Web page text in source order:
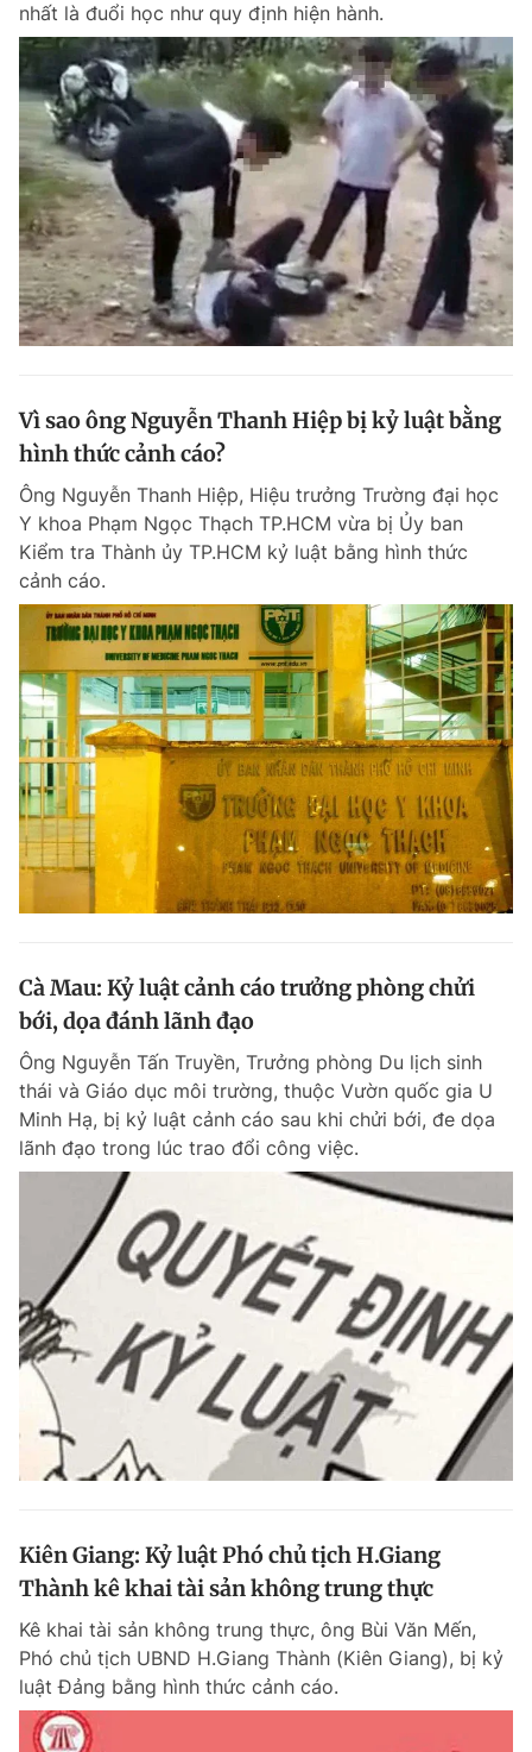
nhất là đuổi học như quy định hiện hành.
Vì sao ông Nguyễn Thanh Hiệp bị kỷ luật bằng
hình thức cảnh cáo?
Ông Nguyễn Thanh Hiệp, Hiệu trưởng Trường đại học
Y khoa Phạm Ngọc Thạch TP.HCM vừa bị Ủy ban
Kiểm tra Thành ủy TP.HCM kỷ luật bằng hình thức
cảnh cáo.
Cà Mau: Kỷ luật cảnh cáo trưởng phòng chửi
bới, dọa đánh lãnh đạo
Ông Nguyễn Tấn Truyền, Trưởng phòng Du lịch sinh
thái và Giáo dục môi trường, thuộc Vườn quốc gia U
Minh Hạ, bị kỷ luật cảnh cáo sau khi chửi bới, đe dọa
lãnh đạo trong lúc trao đổi công việc.
Kiên Giang: Kỷ luật Phó chủ tịch H.Giang
Thành kê khai tài sản không trung thực
Kê khai tài sản không trung thực, ông Bùi Văn Mến,
Phó chủ tịch UBND H.Giang Thành (Kiên Giang), bị kỷ
luật Đảng bằng hình thức cảnh cáo.